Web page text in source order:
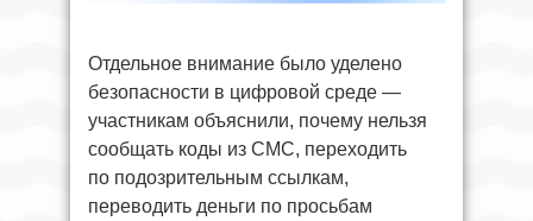
Отдельное внимание было уделено
безопасности в цифровой среде —
участникам объяснили, почему нельзя
сообщать коды из СМС, переходить
по подозрительным ссылкам,
переводить деньги по просьбам